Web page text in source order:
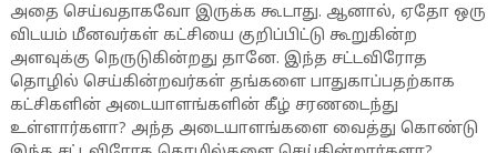
அதை செய்வதாகவோ இருக்க கூடாது. ஆனால், ஏதோ ஒரு
விடயம் மீனவர்கள் கட்சியை குறிப்பிட்டு கூறுகின்ற
அளவுக்கு நெருடுகின்றது தானே. இந்த சட்டவிரோத
தொழில் செய்கின்றவர்கள் தங்களை பாதுகாப்பதற்காக
கட்சிகளின் அடையாளங்களின் கீழ் சரணடைந்து
உள்ளார்களா? அந்த அடையாளங்களை வைத்து கொண்டு